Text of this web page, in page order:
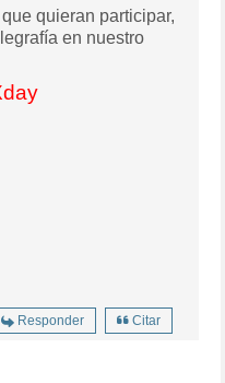
quieran participar,
en nuestro
Responder Citar